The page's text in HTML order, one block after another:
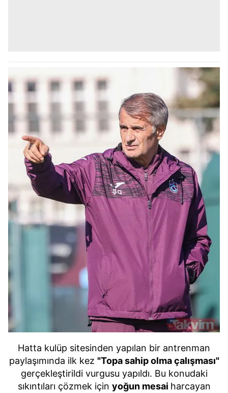
Hatta kulüp sitesinden yapılan bir antrenman
paylaşımında ilk kez "Topa sahip olma çalışması"
gerçekleştirildi vurgusu yapıldı. Bu konudaki
sıkıntıları çözmek için yoğun mesai harcayan